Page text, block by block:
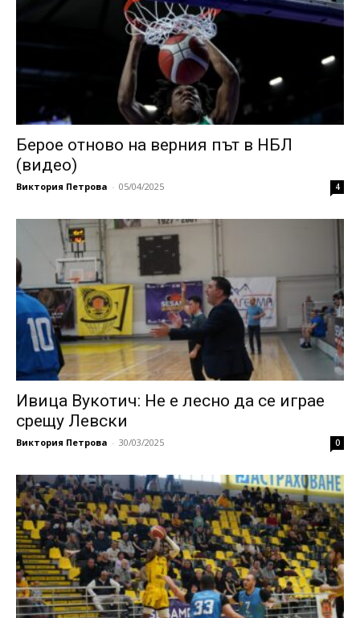
Берое отново на верния път в НБЛ
(видео)
Виктория Петрова - 05/04/2025 4
Ивица Вукотич: Не е лесно да се играе
срещу Левски
Виктория Петрова - 30/03/2025 0